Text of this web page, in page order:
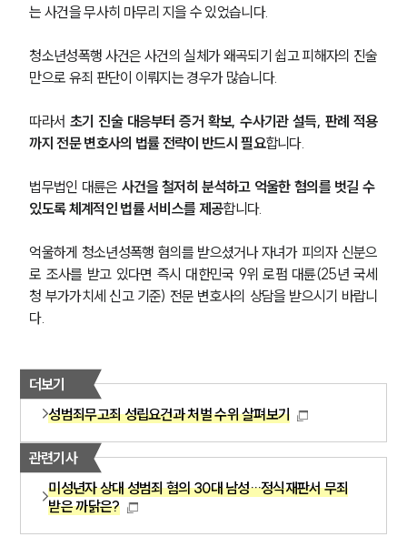
그룹소개
글로벌 파트너 로펌
통합검색
AI대륜
업무사례
형사 주요 업무사례
는 사건을 무사히 마무리 지을 수 있었습니다.
청소년성폭행 사건은 사건의 실체가 왜곡되기 쉽고 피해자의 진술
만으로 유죄 판단이 이뤄지는 경우가 많습니다.
따라서 초기 진술 대응부터 증거 확보, 수사기관 설득, 판례 적용
까지 전문 변호사의 법률 전략이 반드시 필요합니다.
법무법인 대륜은 사건을 철저히 분석하고 억울한 혐의를 벗길 수
있도록 체계적인 법률 서비스를 제공합니다.
억울하게 청소년성폭행 혐의를 받으셨거나 자녀가 피의자 신분으
로 조사를 받고 있다면 즉시 대한민국 9위 로펌 대륜(25년 국세
청 부가가치세 신고 기준) 전문 변호사의 상담을 받으시기 바랍니
다.
더보기
성범죄무고죄 성립요건과 처벌 수위 살펴보기
관련기사
미성년자 상대 성범죄 혐의 30대 남성…정식재판서 무죄
받은 까닭은?